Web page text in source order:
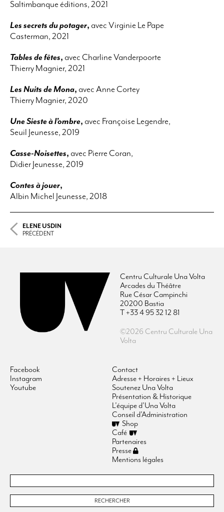
Saltimbanque éditions, 2021
Les secrets du potager, avec Virginie Le Pape
Casterman, 2021
Tables de fêtes, avec Charline Vanderpoorte
Thierry Magnier, 2021
Les Nuits de Mona, avec Anne Cortey
Thierry Magnier, 2020
Une Sieste à l’ombre, avec Françoise Legendre,
Seuil Jeunesse, 2019
Casse-Noisettes, avec Pierre Coran,
Didier Jeunesse, 2019
Contes à jouer,
Albin Michel Jeunesse, 2018
ELENE USDIN
PRÉCÉDENT
Centru Culturale Una Volta
Arcades du Théâtre
Rue César Campinchi
20200 Bastia
T +33 4 95 32 12 81
©2026 Centru Culturale Una
Volta
Facebook
Instagram
Youtube
Contact
Adresse + Horaires + Lieux
Soutenez Una Volta
Présentation & Historique
L’équipe d’Una Volta
Conseil d’Administration
Shop
Café
Partenaires
Presse
Mentions légales